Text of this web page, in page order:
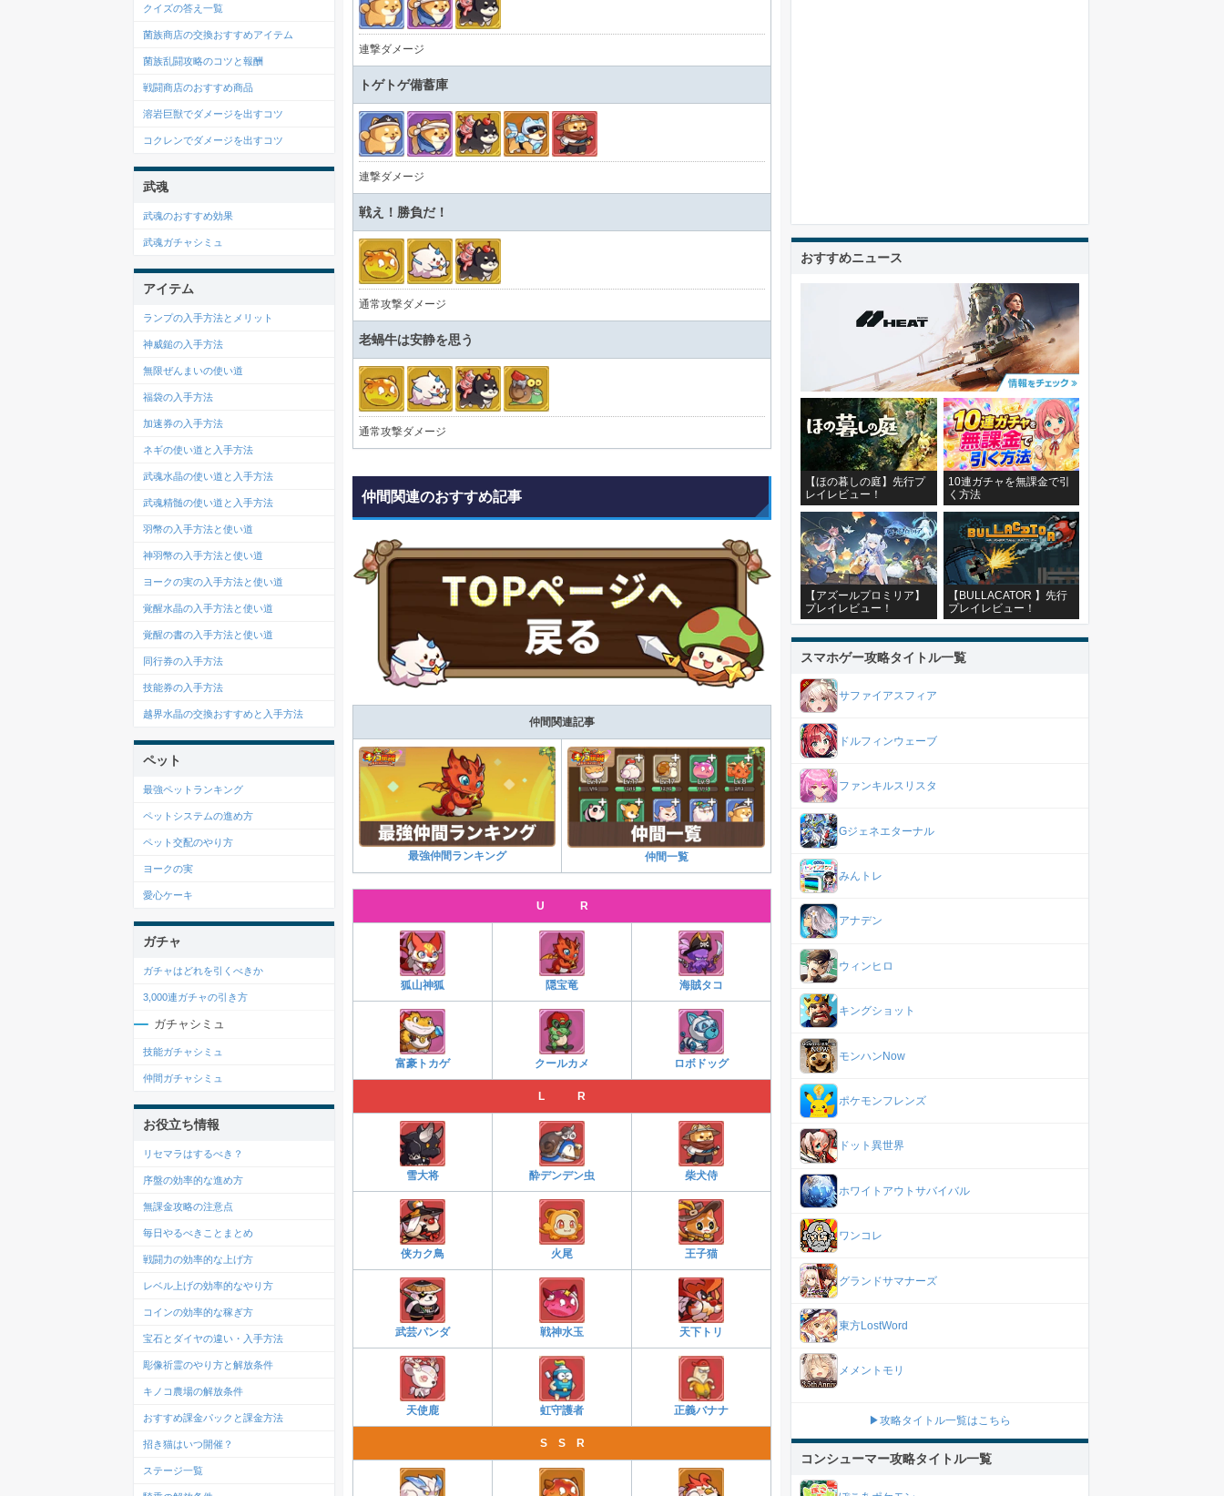
連撃ダメージ
トゲトゲ備蓄庫
連撃ダメージ
戦え！勝負だ！
通常攻撃ダメージ
老蝸牛は安静を思う
通常攻撃ダメージ
仲間関連のおすすめ記事
仲間関連記事
最強仲間ランキング 仲間一覧
U R
狐山神狐 隠宝竜 海賊タコ
富豪トカゲ クールカメ ロボドッグ
L R
雪大将 酔デンデン虫 柴犬侍
侠カク鳥 火尾 王子猫
武芸パンダ 戦神水玉 天下トリ
天使鹿 虹守護者 正義バナナ
S S R
クイズの答え一覧
菌族商店の交換おすすめアイテム
菌族乱闘攻略のコツと報酬
戦闘商店のおすすめ商品
溶岩巨獣でダメージを出すコツ
コクレンでダメージを出すコツ
武魂
武魂のおすすめ効果
武魂ガチャシミュ
アイテム
ランプの入手方法とメリット
神威鎚の入手方法
無限ぜんまいの使い道
福袋の入手方法
加速券の入手方法
ネギの使い道と入手方法
武魂水晶の使い道と入手方法
武魂精髄の使い道と入手方法
羽幣の入手方法と使い道
神羽幣の入手方法と使い道
ヨークの実の入手方法と使い道
覚醒水晶の入手方法と使い道
覚醒の書の入手方法と使い道
同行券の入手方法
技能券の入手方法
越界水晶の交換おすすめと入手方法
ペット
最強ペットランキング
ペットシステムの進め方
ペット交配のやり方
ヨークの実
愛心ケーキ
ガチャ
ガチャはどれを引くべきか
3,000連ガチャの引き方
ガチャシミュ
技能ガチャシミュ
仲間ガチャシミュ
お役立ち情報
リセマラはするべき？
序盤の効率的な進め方
無課金攻略の注意点
毎日やるべきことまとめ
戦闘力の効率的な上げ方
レベル上げの効率的なやり方
コインの効率的な稼ぎ方
宝石とダイヤの違い・入手方法
彫像祈霊のやり方と解放条件
キノコ農場の解放条件
おすすめ課金パックと課金方法
招き猫はいつ開催？
ステージ一覧
おすすめニュース
【ほの暮しの庭】先行プ
レイレビュー！
10連ガチャを無課金で引
く方法
【アズールプロミリア】
プレイレビュー！
【BULLACATOR 】先行
プレイレビュー！
スマホゲー攻略タイトル一覧
サファイアスフィア
ドルフィンウェーブ
ファンキルスリスタ
Gジェネエターナル
みんトレ
アナデン
ウィンヒロ
キングショット
モンハンNow
ポケモンフレンズ
ドット異世界
ホワイトアウトサバイバル
ワンコレ
グランドサマナーズ
東方LostWord
メメントモリ
▶攻略タイトル一覧はこちら
コンシューマー攻略タイトル一覧